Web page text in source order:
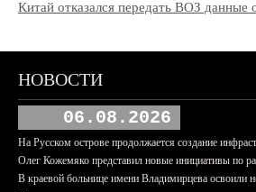
Китай отказался передать ВОЗ
НОВОСТИ
06.08.2026
На Русском острове продолжается создание
Олег Кожемяко представил новые инициативы по
В краевой больнице имени Владимирцева освоили